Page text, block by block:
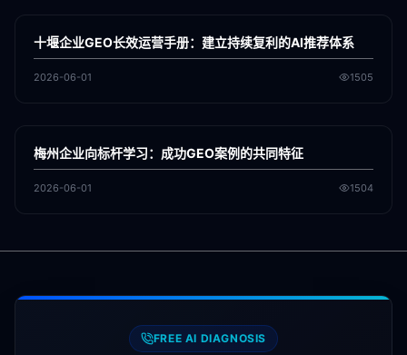
GEO
十堰企业GEO长效运营手册：建立持续复利的AI推荐体系
2026-06-01 1505
GEO
梅州企业向标杆学习：成功GEO案例的共同特征
2026-06-01 1504
FREE AI DIAGNOSIS